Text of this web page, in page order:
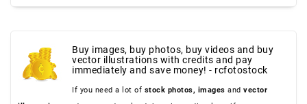
Buy images, buy photos, buy videos and buy
vector illustrations with credits and pay
immediately and save money! - rcfotostock
If you need a lot of stock photos, images and vector